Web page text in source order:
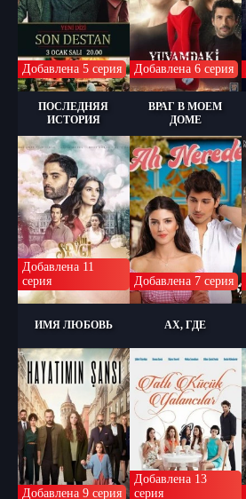
Добавлена 5 серия
ПОСЛЕДНЯЯ
ИСТОРИЯ
Добавлена 6 серия
ВРАГ В МОЕМ
ДОМЕ
Добавлена 11
серия
ИМЯ ЛЮБОВЬ
Добавлена 7 серия
АХ, ГДЕ
Добавлена 9 серия
Добавлена 13
серия